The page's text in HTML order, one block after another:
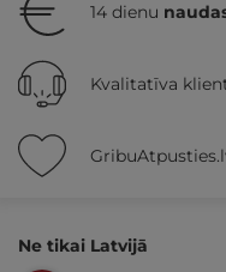
14 dienu
Kvalitatīva
Ne tikai Latvijā